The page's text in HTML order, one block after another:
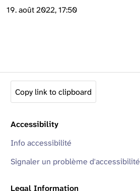
19. août 2022, 17:50
Copy link to clipboard
Accessibility
Info accessibilité
Signaler un problème d'accessibilité
Legal Information